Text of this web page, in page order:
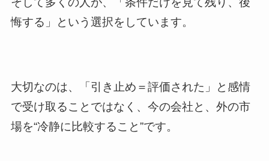
悔する」という選択をしています。
大切なのは、「引き止め＝評価された」と感情
で受け取ることではなく、今の会社と、外の市
場を“冷静に比較すること”です。